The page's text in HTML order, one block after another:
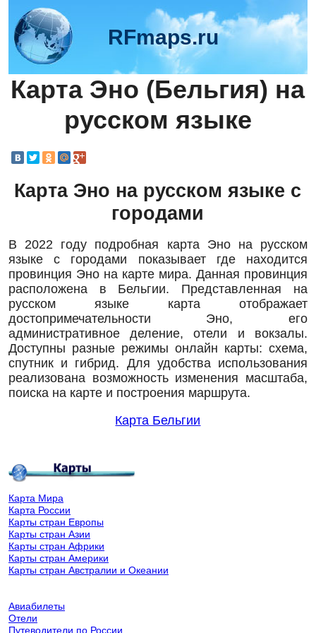
RFmaps.ru
Карта Эно (Бельгия) на
русском языке
Карта Эно на русском языке с
городами
В 2022 году подробная карта Эно на русском
языке с городами показывает где находится
провинция Эно на карте мира. Данная провинция
расположена в Бельгии. Представленная на
русском языке карта отображает
достопримечательности Эно, его
административное деление, отели и вокзалы.
Доступны разные режимы онлайн карты: схема,
спутник и гибрид. Для удобства использования
реализована возможность изменения масштаба,
поиска на карте и построения маршрута.
Карта Бельгии
Карта Мира
Карта России
Карты стран Европы
Карты стран Азии
Карты стран Африки
Карты стран Америки
Карты стран Австралии и Океании
Авиабилеты
Отели
Путеводители по России